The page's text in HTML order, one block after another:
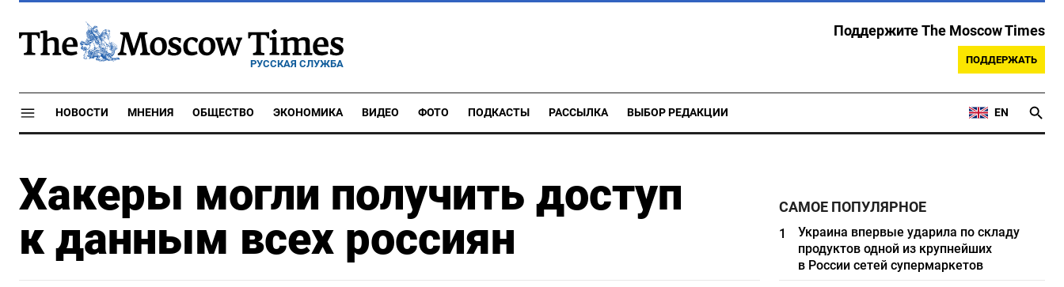
РУССКАЯ СЛУЖБА
Поддержите The Moscow Times
ПОДДЕРЖАТЬ
НОВОСТИ МНЕНИЯ ОБЩЕСТВО ЭКОНОМИКА ВИДЕО ФОТО ПОДКАСТЫ РАССЫЛКА ВЫБОР РЕДАКЦИИ EN
Хакеры могли получить доступ
к данным всех россиян
САМОЕ ПОПУЛЯРНОЕ
1
Украина впервые ударила по складу
продуктов одной из крупнейших
в России сетей супермаркетов